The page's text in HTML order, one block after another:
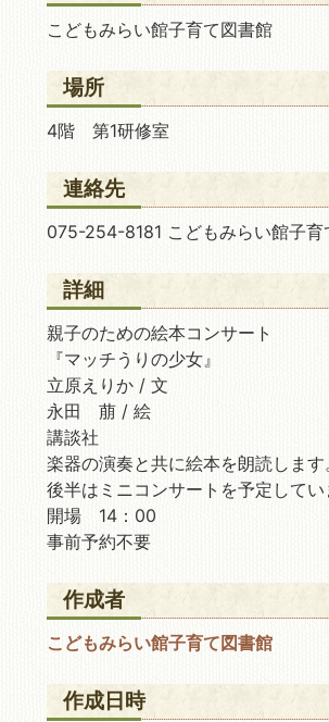
こどもみらい館子育て図書館
場所
4階 第1研修室
連絡先
075-254-8181 こどもみらい館子育
詳細
親子のための絵本コンサート
『マッチうりの少女』
立原えりか / 文
永田 萠 / 絵
講談社
楽器の演奏と共に絵本を朗読します
後半はミニコンサートを予定してい
開場 14：00
事前予約不要
作成者
こどもみらい館子育て図書館
作成日時